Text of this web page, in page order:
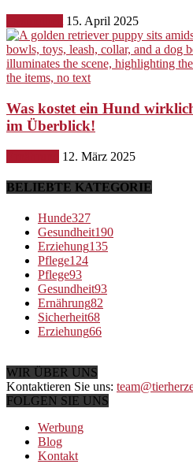
15. April 2025
Was kostet ein Hund
im Überblick!
12. März 2025
BELIEBTE KATEGORIE
Hunde327
Gesundheit190
Erziehung135
Pflege124
Pflege93
Gesundheit93
Ernährung82
Sicherheit68
Erziehung66
WIR ÜBER UNS
Kontaktieren Sie uns:
FOLGEN SIE UNS
Werbung
Blog
Kontakt